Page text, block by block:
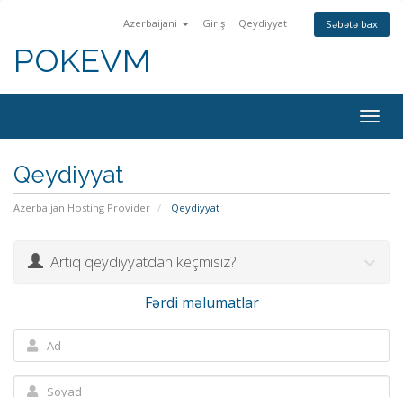
Azerbaijani Giriş Qeydiyyat Səbətə bax
POKEVM
Qeydiyyat
Azerbaijan Hosting Provider Qeydiyyat
Artıq qeydiyyatdan keçmisiz?
Fərdi məlumatlar